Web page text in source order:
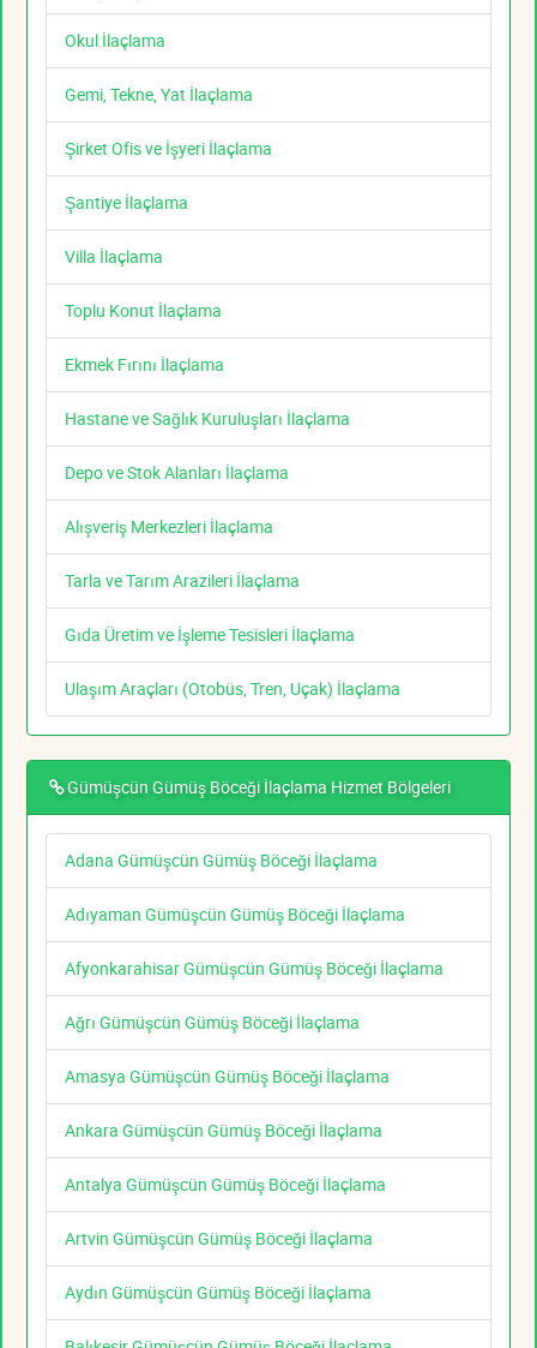
Okul İlaçlama
Gemi, Tekne, Yat İlaçlama
Şirket Ofis ve İşyeri İlaçlama
Şantiye İlaçlama
Villa İlaçlama
Toplu Konut İlaçlama
Ekmek Fırını İlaçlama
Hastane ve Sağlık Kuruluşları İlaçlama
Depo ve Stok Alanları İlaçlama
Alışveriş Merkezleri İlaçlama
Tarla ve Tarım Arazileri İlaçlama
Gıda Üretim ve İşleme Tesisleri İlaçlama
Ulaşım Araçları (Otobüs, Tren, Uçak) İlaçlama
Gümüşcün Gümüş Böceği İlaçlama Hizmet Bölgeleri
Adana Gümüşcün Gümüş Böceği İlaçlama
Adıyaman Gümüşcün Gümüş Böceği İlaçlama
Afyonkarahisar Gümüşcün Gümüş Böceği İlaçlama
Ağrı Gümüşcün Gümüş Böceği İlaçlama
Amasya Gümüşcün Gümüş Böceği İlaçlama
Ankara Gümüşcün Gümüş Böceği İlaçlama
Antalya Gümüşcün Gümüş Böceği İlaçlama
Artvin Gümüşcün Gümüş Böceği İlaçlama
Aydın Gümüşcün Gümüş Böceği İlaçlama